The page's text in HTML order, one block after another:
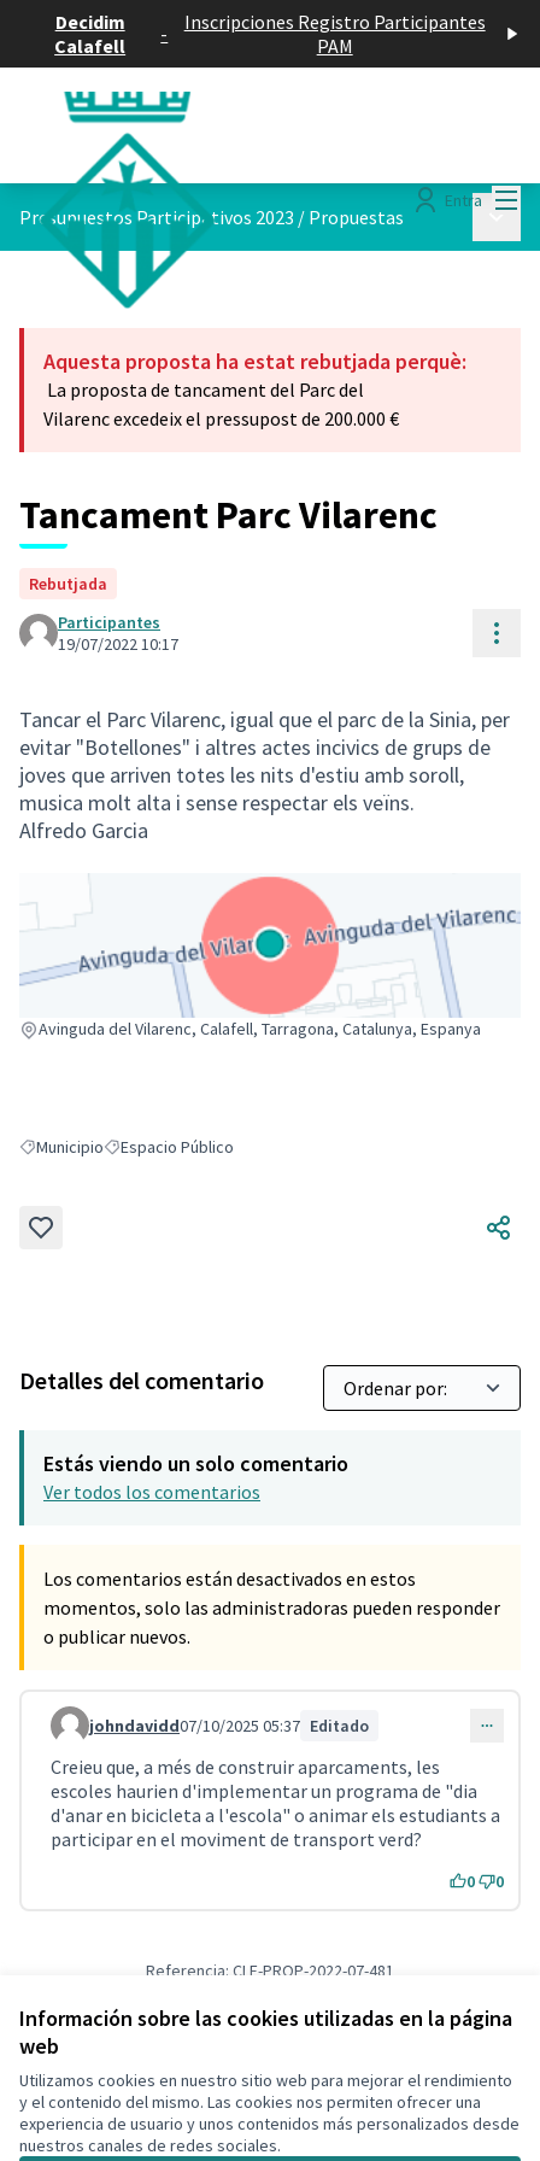
Información sobre las cookies utilizadas en la página
web
Utilizamos cookies en nuestro sitio web para mejorar el rendimiento
y el contenido del mismo. Las cookies nos permiten ofrecer una
experiencia de usuario y unos contenidos más personalizados desde
nuestros canales de redes sociales.
Decidim
Calafell
-
Inscripciones Registro Participantes
PAM
Entra
Presupuestos Participativos 2023 / Propuestas
Aquesta proposta ha estat rebutjada perquè:
La proposta de tancament del Parc del
Vilarenc excedeix el pressupost de 200.000 €
Tancament Parc Vilarenc
Rebutjada
Participantes
19/07/2022 10:17
Tancar el Parc Vilarenc, igual que el parc de la Sinia, per
evitar "Botellones" i altres actes incivics de grups de
joves que arriven totes les nits d'estiu amb soroll,
musica molt alta i sense respectar els veïns.
Alfredo Garcia
Avinguda del Vilarenc, Calafell, Tarragona, Catalunya, Espanya
(Enlace externo)
Resultados al filtrar por: Municipio
MunicipioResultados al filtrar por: Espacio Público
Espacio Público
Detalles del comentario
Estás viendo un solo comentario
Ver todos los comentarios
Los comentarios están desactivados en estos
momentos, solo las administradoras pueden responder
o publicar nuevos.
Comentario 1054
johndavidd07/10/2025 05:37 Editado
Creieu que, a més de construir aparcaments, les
escoles haurien d'implementar un programa de "dia
d'anar en bicicleta a l'escola" o animar els estudiants a
participar en el moviment de transport verd?
0 0
Referencia: CLF-PROP-2022-07-481
Verificar huella digital
Términos y condiciones de uso
Configuración de cookies
Decidim Calafell en X
Decidim Calafell en Facebook
Decidim Calafell en YouTube
Decidim Calafell en GitHub